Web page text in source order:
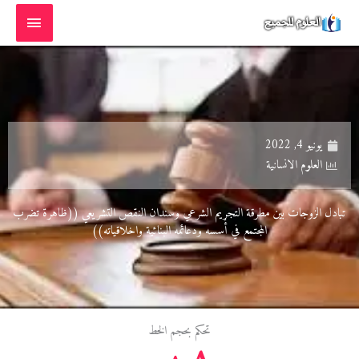
المحتوى
القائمة
الرئيسية
يونيو 4, 2022
العلوم الانسانية
تبادل الزوجات بين مطرقة التجريم الشرعي وسندان النقص التشريعي ((ظاهرة تضرب
المجتمع في أُسسه ودعائمه البنائية واخلاقياته))
تحكم بحجم الخط